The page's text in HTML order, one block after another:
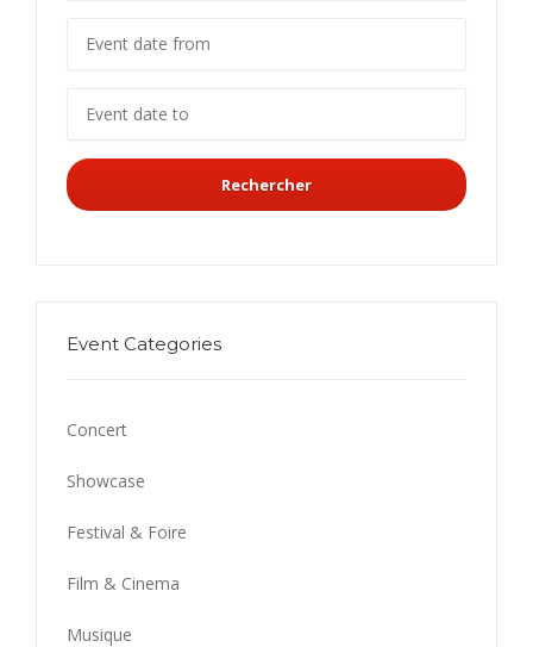
Rechercher
Event Categories
Concert
Showcase
Festival & Foire
Film & Cinema
Musique